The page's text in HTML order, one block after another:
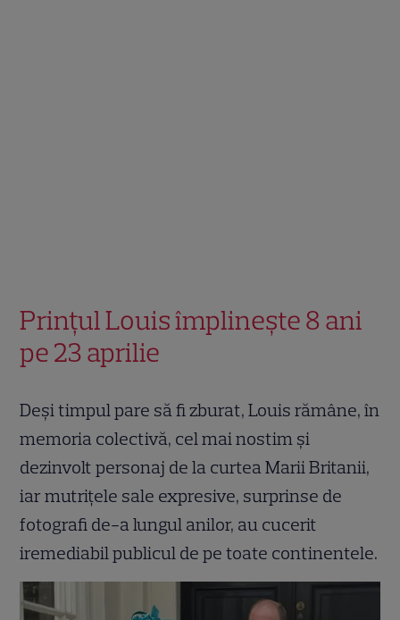
Prințul Louis împlinește 8 ani
pe 23 aprilie
Deși timpul pare să fi zburat, Louis rămâne, în
memoria colectivă, cel mai nostim și
dezinvolt personaj de la curtea Marii Britanii,
iar mutrițele sale expresive, surprinse de
fotografi de-a lungul anilor, au cucerit
iremediabil publicul de pe toate continentele.